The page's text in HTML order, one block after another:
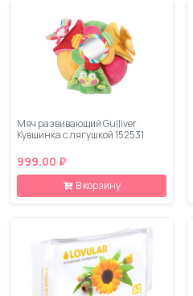
Мяч развивающий Gulliver
Кувшинка с лягушкой 152531
999.00 ₽
В корзину